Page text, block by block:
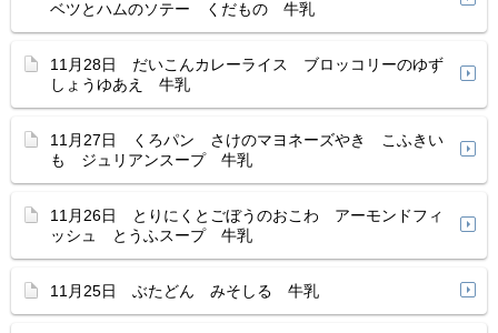
ベツとハムのソテー くだもの 牛乳
11月28日 だいこんカレーライス ブロッコリーのゆず
しょうゆあえ 牛乳
11月27日 くろパン さけのマヨネーズやき こふきい
も ジュリアンスープ 牛乳
11月26日 とりにくとごぼうのおこわ アーモンドフィ
ッシュ とうふスープ 牛乳
11月25日 ぶたどん みそしる 牛乳